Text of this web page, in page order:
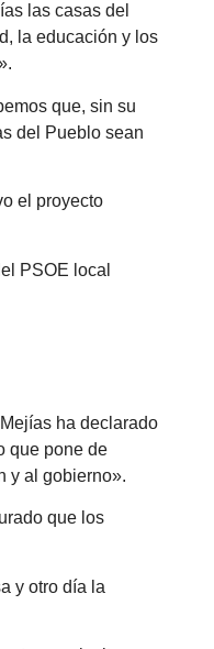
las casas del
la educación y los
que, sin su
del Pueblo sean
el proyecto
PSOE local
ha declarado
que pone de
y al gobierno».
que los
y otro día la